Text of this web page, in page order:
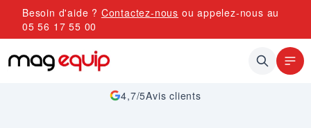
Allez au contenu
Besoin d'aide ? Contactez-nous ou appelez-nous au
05 56 17 55 00
4,7/5Avis clients